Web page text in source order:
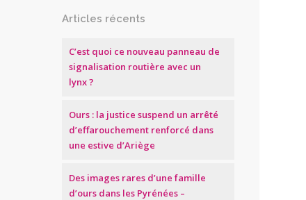
Articles récents
C’est quoi ce nouveau panneau de
signalisation routière avec un
lynx ?
Ours : la justice suspend un arrêté
d’effarouchement renforcé dans
une estive d’Ariège
Des images rares d’une famille
d’ours dans les Pyrénées –